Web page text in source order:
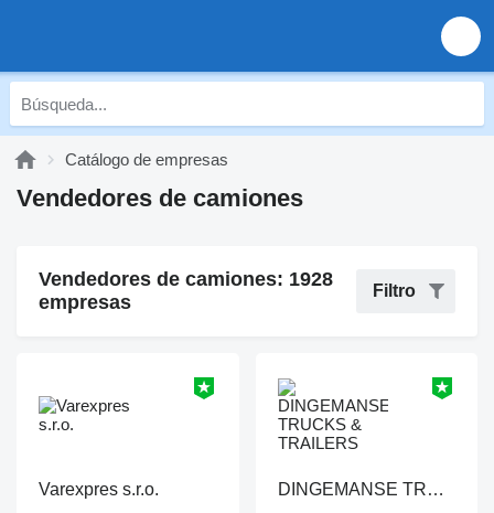
Catálogo de empresas
Vendedores de camiones
Vendedores de camiones: 1928
empresas
Filtro
Varexpres s.r.o.
DINGEMANSE TRUCKS & TRAILERS